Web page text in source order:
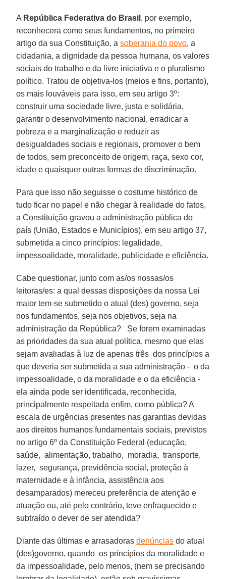
A República Federativa do Brasil , por exemplo,
reconhecera como seus fundamentos, no primeiro
artigo da sua Constituição, asoberania do povo, a
cidadania, a dignidade da pessoa humana, os valores
sociais do trabalho e da livre iniciativa e o pluralismo
político. Tratou de objetiva-los (meios e fins, portanto),
os mais louváveis para isso, em seu artigo 3º:
construir uma sociedade livre, justa e solidária,
garantir o desenvolvimento nacional, erradicar a
pobreza e a marginalização e reduzir as
desigualdades sociais e regionais, promover o bem
de todos, sem preconceito de origem, raça, sexo cor,
idade e quaisquer outras formas de discriminação.
Para que isso não seguisse o costume histórico de
tudo ficar no papel e não chegar à realidade do fatos,
a Constituição gravou a administração pública do
país (União, Estados e Municípios), em seu artigo 37,
submetida a cinco princípios: legalidade,
impessoalidade, moralidade, publicidade e eficiência.
Cabe questionar, junto com as/os nossas/os
leitoras/es: a qual dessas disposições da nossa Lei
maior tem-se submetido o atual (des) governo, seja
nos fundamentos, seja nos objetivos, seja na
administração da República? Se forem examinadas
as prioridades da sua atual política, mesmo que elas
sejam avaliadas à luz de apenas três dos princípios a
que deveria ser submetida a sua administração - o da
impessoalidade, o da moralidade e o da eficiência -
ela ainda pode ser identificada, reconhecida,
principalmente respeitada enfim, como pública? A
escala de urgências presentes nas garantias devidas
aos direitos humanos fundamentais sociais, previstos
no artigo 6º da Constituição Federal (educação,
saúde, alimentação, trabalho, moradia, transporte,
lazer, segurança, previdência social, proteção à
maternidade e à infância, assistência aos
desamparados) mereceu preferência de atenção e
atuação ou, até pelo contrário, teve enfraquecido e
subtraído o dever de ser atendida?
Diante das últimas e arrasadorasdenúncias do atual
(des)governo, quando os princípios da moralidade e
da impessoalidade, pelo menos, (nem se precisando